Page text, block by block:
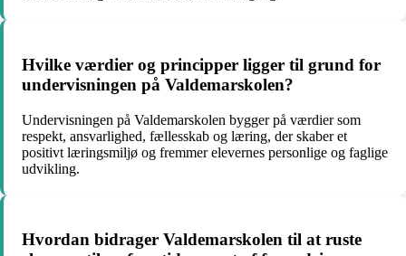
Hvilke værdier og principper ligger til grund for
undervisningen på Valdemarskolen?
Undervisningen på Valdemarskolen bygger på værdier som
respekt, ansvarlighed, fællesskab og læring, der skaber et
positivt læringsmiljø og fremmer elevernes personlige og faglige
udvikling.
Hvordan bidrager Valdemarskolen til at ruste